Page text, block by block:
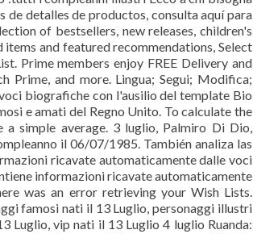
de detalles de productos, consulta aquí para
of bestsellers, new releases, children's
and featured recommendations, Select
Prime members enjoy FREE Delivery and
Prime, and more. Lingua; Segui; Modifica;
biografiche con l'ausilio del template Bio
e amati del Regno Unito. To calculate the
a simple average. 3 luglio, Palmiro Di Dio,
il 06/07/1985. También analiza las
ricavate automaticamente dalle voci
informazioni ricavate automaticamente
was an error retrieving your Wish Lists.
famosi nati il 13 Luglio, personaggi illustri
Luglio, vip nati il 13 Luglio 4 luglio Ruanda: